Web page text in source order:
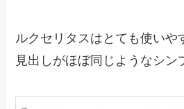
ルクセリタスはとても使いや
見出しがほぼ同じようなシン